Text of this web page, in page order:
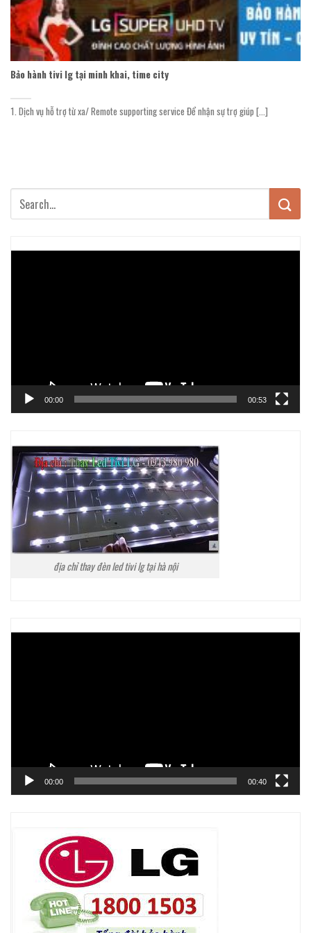
Bảo hành tivi lg tại minh khai, time city
1. Dịch vụ hỗ trợ từ xa/ Remote supporting service Để nhận sự trợ giúp [...]
00:00 00:53
địa chỉ thay đèn led tivi lg tại hà nội
00:00 00:40